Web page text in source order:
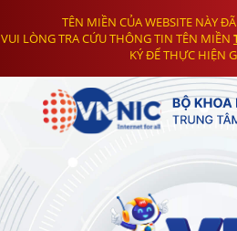
TÊN MIỀN CỦA WEBSITE NÀY
VUI LÒNG TRA CỨU THÔNG TIN TÊN MIỀN
KÝ ĐỂ THỰC HIỆN